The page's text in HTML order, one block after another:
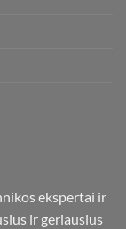
ekspertai ir
ir geriausius